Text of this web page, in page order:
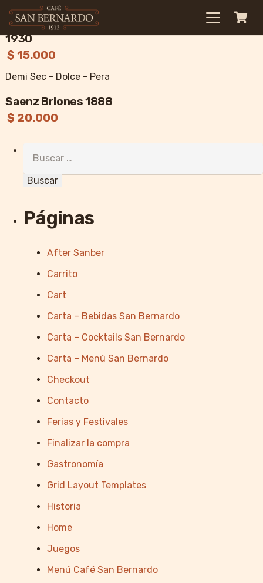
Sidras
1930
$ 15.000
Demi Sec - Dolce - Pera
Saenz Briones 1888
$ 20.000
Páginas
After Sanber
Carrito
Cart
Carta – Bebidas San Bernardo
Carta – Cocktails San Bernardo
Carta – Menú San Bernardo
Checkout
Contacto
Ferias y Festivales
Finalizar la compra
Gastronomía
Grid Layout Templates
Historia
Home
Juegos
Menú Café San Bernardo